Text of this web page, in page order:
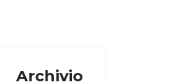
Archivio